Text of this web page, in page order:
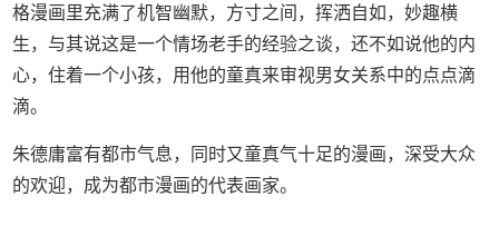
格漫画里充满了机智幽默，方寸之间，挥洒自如，妙趣横
生，与其说这是一个情场老手的经验之谈，还不如说他的内
心，住着一个小孩，用他的童真来审视男女关系中的点点滴
滴。
朱德庸富有都市气息，同时又童真气十足的漫画，深受大众
的欢迎，成为都市漫画的代表画家。